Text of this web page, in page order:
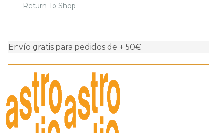
Return To Shop
Envío gratis para pedidos de + 50€